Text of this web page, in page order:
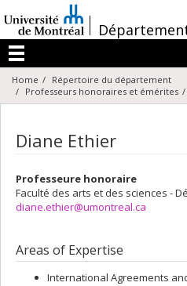
au
contenu
/
Menu
Home
Répertoire du département
Professeurs honoraires et émérites
Diane Ethier
Professeure honoraire
Faculté des arts et des sciences -
diane.ethier@umontreal.ca
Areas of Expertise
International Agreements